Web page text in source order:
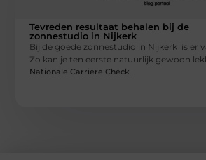
Tevreden resultaat behalen bij de
zonnestudio in Nijkerk
Bij de goede zonnestudio in Nijkerk is er
Zo kan je ten eerste natuurlijk gewoon
Nationale Carriere Check